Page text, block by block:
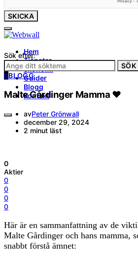
SKICKA
Hem
Tjänster
ekonomi
Guider
Blogg
Kontakt
Sök efter:
SÖK
BBLOGG
Malte Gårdinger Mamma ❤️
avPeter Grönwall
december 29, 2024
2 minut läst
0
Aktier
0
0
0
0
Här är en sammanfattning av de
Malte Gårdinger och hans mamma,
snabbt förstå ämnet: